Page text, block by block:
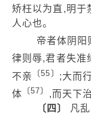
矫枉以为直,明于
人心也。
帝者体阴阳
律则辱,君者失准
不亲
〔55〕 ;大而
体 〔57〕 ,而天下
〔四〕
凡